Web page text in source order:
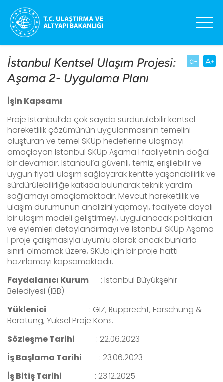
İstanbul Kentsel Ulaşım Projesi:
Aşama 2- Uygulama Planı
İşin Kapsamı
Proje İstanbul’da çok sayıda sürdürülebilir kentsel
hareketlilik çözümünün uygulanmasının temelini
oluşturan ve temel SKUp hedeflerine ulaşmayı
amaçlayan İstanbul SKUp Aşama I faaliyetinin doğal
bir devamıdır. İstanbul’a güvenli, temiz, erişilebilir ve
uygun fiyatlı ulaşım sağlayarak kentte yaşanabilirlik ve
sürdürülebilirliğe katkıda bulunarak teknik yardım
sağlamayı amaçlamaktadır. Mevcut hareketlilik ve
ulaşım durumunun analizini yapmayı, faaliyete dayalı
bir ulaşım modeli geliştirmeyi, uygulanacak politikaları
ve eylemleri detaylandırmayı ve İstanbul SKUp Aşama
I proje çalışmasıyla uyumlu olarak ancak bunlarla
sınırlı olmamak üzere, SKUp için bir proje hattı
hazırlamayı kapsamaktadır.
Faydalanıcı Kurum
: İstanbul Büyükşehir
Belediyesi (İBB)
Yüklenici
: GIZ, Rupprecht, Forschung &
Beratung, Yüksel Proje Kons.
Sözleşme Tarihi
: 22.06.2023
İş Başlama Tarihi
: 23.06.2023
İş Bitiş Tarihi
: 23.12.2025